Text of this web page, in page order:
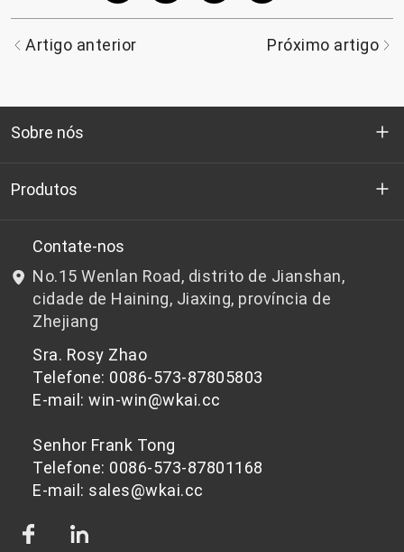
Artigo anterior Próximo artigo
Sobre nós
Quem somos
P&D
Notícias e Eventos
política de Privacidade
Produtos
Chips de PET de qualidade para garrafas
Chips de PET não adequados para garrafas
Contate-nos
No.15 Wenlan Road, distrito de Jianshan,
cidade de Haining, Jiaxing, província de
Zhejiang
Sra. Rosy Zhao
Telefone: 0086-573-87805803
E-mail: win-win@wkai.cc
Senhor Frank Tong
Telefone: 0086-573-87801168
E-mail: sales@wkai.cc